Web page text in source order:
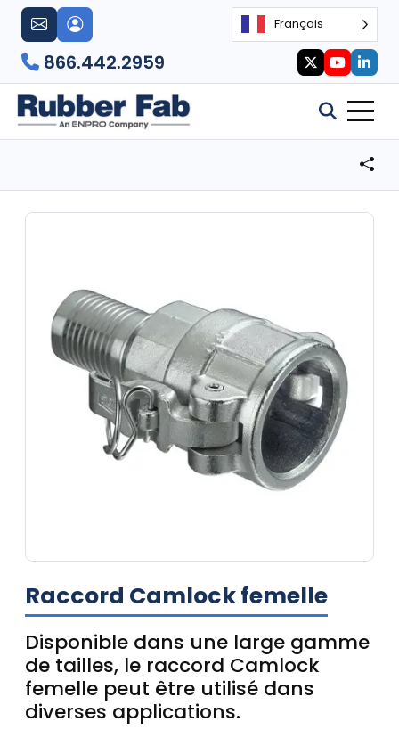
Français
866.442.2959
Raccord Camlock femelle
Disponible dans une large gamme
de tailles, le raccord Camlock
femelle peut être utilisé dans
diverses applications.